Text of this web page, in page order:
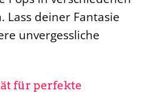
Lass deiner Fantasie
unvergessliche
für perfekte